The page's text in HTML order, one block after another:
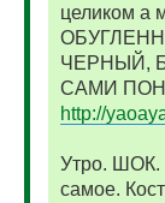
целиком а
ЧЕРНЫЙ,
САМИ
http://
Утро. ШОК.
самое.